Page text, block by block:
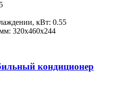
кВт: 0.55
320х460х244
кондиционер